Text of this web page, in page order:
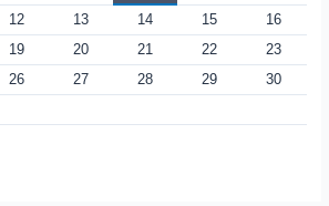
12 13 14 15
16
19 20 21 22
23
26 27 28 29
30